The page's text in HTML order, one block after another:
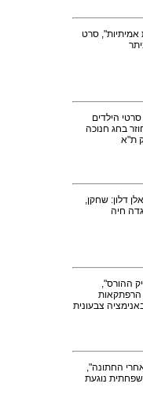
אמיתיות", סרט
הילדים
בחג חנוכה
ת"א
דלון: שחקן,
חיה
ההורס",
הרפתקאות
צבעונית
החתונה",
נוגעת